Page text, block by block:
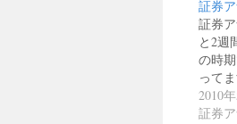
証券
証券
と2週
の時
って
2010
証券